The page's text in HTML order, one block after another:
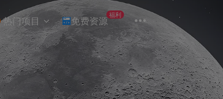
热门项目 免费资源福利